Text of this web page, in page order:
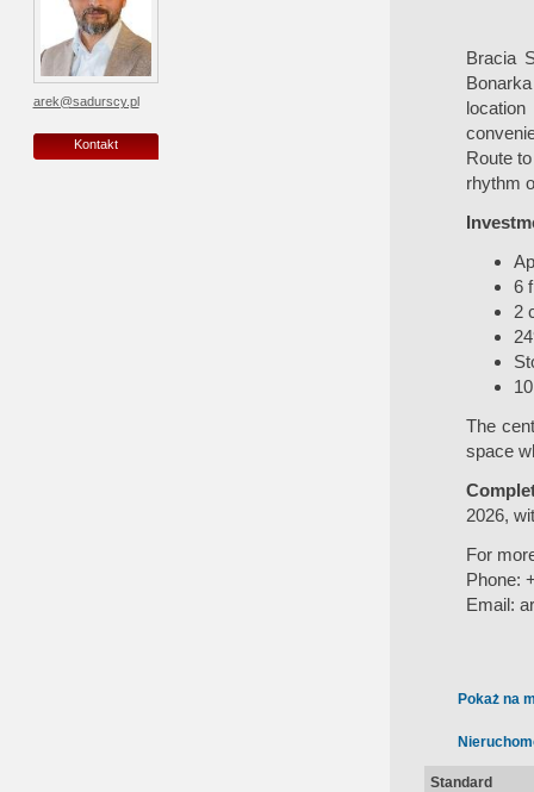
arek@sadurscy.pl
Kontakt
Bracia
Route
rhythm
6
2
The
space
2026,
For
Phone:
Email:
Pokaż na
Standard